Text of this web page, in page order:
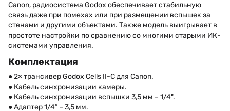
Canon, радиосистема Godox обеспечивает стабильную
связь даже при помехах или при размещении вспышек за
стенами и другими объектами. Также модель выигрывает в
простоте настройки по сравнению со многими старыми ИК-
системами управления.
Комплектация
● 2× трансивер Godox Cells II-C для Canon.
● Кабель синхронизации камеры.
● Кабель синхронизации вспышки 3,5 мм – 1/4".
● Адаптер 1/4” – 3,5 мм.